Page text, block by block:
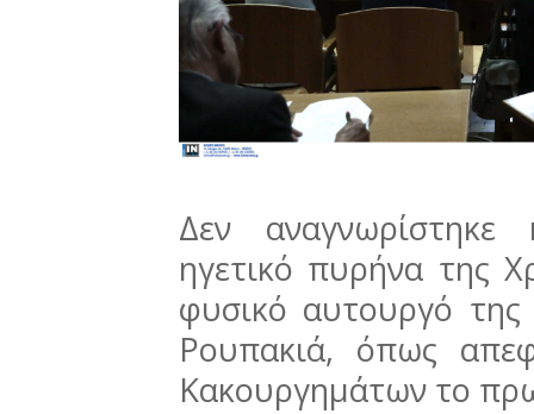
Δεν αναγνωρίστηκε
ηγετικό πυρήνα της
φυσικό αυτουργό
Ρουπακιά, όπως
Κακουργημάτων το